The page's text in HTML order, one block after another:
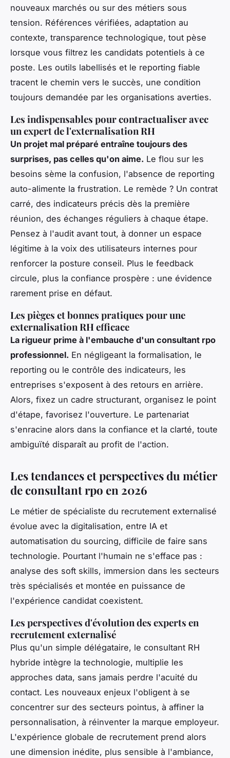
nouveaux marchés ou sur des métiers sous
tension. Références vérifiées, adaptation au
contexte, transparence technologique, tout pèse
lorsque vous filtrez les candidats potentiels à ce
poste. Les outils labellisés et le reporting fiable
tracent le chemin vers le succès, une condition
toujours demandée par les organisations averties.
Les indispensables pour contractualiser avec
un expert de l'externalisation RH
Un projet mal préparé entraîne toujours des
surprises, pas celles qu'on aime. Le flou sur les
besoins sème la confusion, l'absence de reporting
auto-alimente la frustration. Le remède ? Un contrat
carré, des indicateurs précis dès la première
réunion, des échanges réguliers à chaque étape.
Pensez à l'audit avant tout, à donner un espace
légitime à la voix des utilisateurs internes pour
renforcer la posture conseil. Plus le feedback
circule, plus la confiance prospère : une évidence
rarement prise en défaut.
Les pièges et bonnes pratiques pour une
externalisation RH efficace
La rigueur prime à l'embauche d'un consultant rpo
professionnel. En négligeant la formalisation, le
reporting ou le contrôle des indicateurs, les
entreprises s'exposent à des retours en arrière.
Alors, fixez un cadre structurant, organisez le point
d'étape, favorisez l'ouverture. Le partenariat
s'enracine alors dans la confiance et la clarté, toute
ambiguïté disparaît au profit de l'action.
Les tendances et perspectives du métier
de consultant rpo en 2026
Le métier de spécialiste du recrutement externalisé
évolue avec la digitalisation, entre IA et
automatisation du sourcing, difficile de faire sans
technologie. Pourtant l'humain ne s'efface pas :
analyse des soft skills, immersion dans les secteurs
très spécialisés et montée en puissance de
l'expérience candidat coexistent.
Les perspectives d'évolution des experts en
recrutement externalisé
Plus qu'un simple délégataire, le consultant RH
hybride intègre la technologie, multiplie les
approches data, sans jamais perdre l'acuité du
contact. Les nouveaux enjeux l'obligent à se
concentrer sur des secteurs pointus, à affiner la
personnalisation, à réinventer la marque employeur.
L'expérience globale de recrutement prend alors
une dimension inédite, plus sensible à l'ambiance,